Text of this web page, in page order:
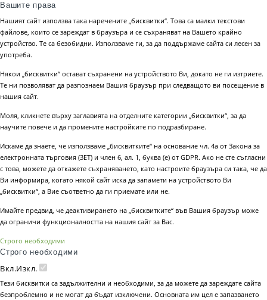
Вашите права
Нашият сайт използва така наречените „бисквитки“. Това са малки текстови
файлове, които се зареждат в браузъра и се съхраняват на Вашето крайно
устройство. Те са безобидни. Използваме ги, за да поддържаме сайта си лесен за
употреба.
Някои „бисквитки“ остават съхранени на устройството Ви, докато не ги изтриете.
Те ни позволяват да разпознаем Вашия браузър при следващото ви посещение в
нашия сайт.
Моля, кликнете върху заглавията на отделните категории „бисквитки“, за да
научите повече и да промените настройките по подразбиране.
Искаме да знаете, че използваме „бисквитките“ на основание чл. 4а от Закона за
електронната търговия (ЗЕТ) и член 6, ал. 1, буква (е) от GDPR. Ако не сте съгласни
с това, можете да откажете съхраняването, като настроите браузъра си така, че да
Ви информира, когато някой сайт иска да запамети на устройството Ви
„бисквитки“, а Вие съответно да ги приемате или не.
Имайте предвид, че деактивирането на „бисквитките“ във Вашия браузър може
да ограничи функционалността на нашия сайт за Вас.
Строго необходими
Строго необходими
Вкл.Изкл.
Тези бисквитки са задължителни и необходими, за да можете да зареждате сайта
безпроблемно и не могат да бъдат изключени. Основната им цел е запазването